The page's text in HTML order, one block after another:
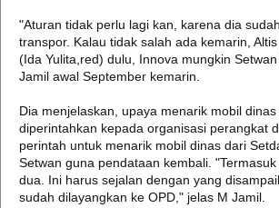
"Aturan tidak perlu lagi kan, karena dia
transpor. Kalau tidak salah ada kemarin,
(Ida Yulita,red) dulu, Innova mungkin
Jamil awal September kemarin.
Dia menjelaskan, upaya menarik mobil
diperintahkan kepada organisasi perangkat
perintah untuk menarik mobil dinas dari
Setwan guna pendataan kembali.
dua. Ini harus sejalan dengan yang
sudah dilayangkan ke OPD," jelas M Jamil.